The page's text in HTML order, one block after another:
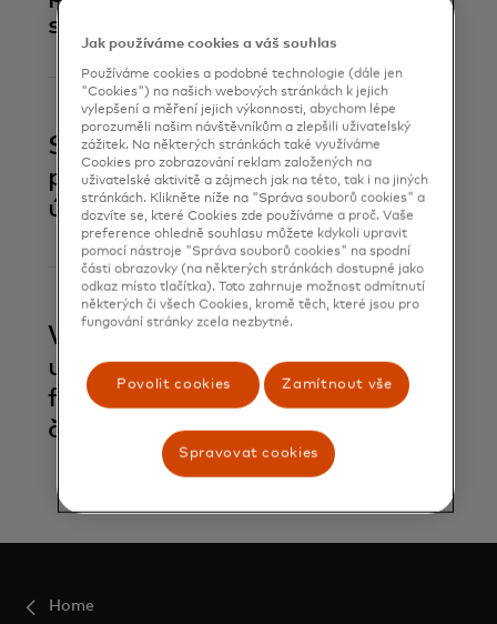
spotřebitelů
Spojení proti
podvodům mezi
účty
Vyhledávání a
upozorňování na
finanční trestnou
činnost
Home
Jak používáme cookies a váš souhlas
Používáme cookies a podobné technologie (dále jen
"Cookies") na našich webových stránkách k jejich
vylepšení a měření jejich výkonnosti, abychom lépe
porozuměli našim návštěvníkům a zlepšili uživatelský
zážitek. Na některých stránkách také využíváme
Cookies pro zobrazování reklam založených na
uživatelské aktivitě a zájmech jak na této, tak i na jiných
stránkách. Klikněte níže na "Správa souborů cookies" a
dozvíte se, které Cookies zde používáme a proč. Vaše
preference ohledně souhlasu můžete kdykoli upravit
pomocí nástroje "Správa souborů cookies" na spodní
části obrazovky (na některých stránkách dostupné jako
odkaz místo tlačítka). Toto zahrnuje možnost odmítnutí
některých či všech Cookies, kromě těch, které jsou pro
fungování stránky zcela nezbytné.
Povolit cookies Zamítnout vše
Spravovat cookies